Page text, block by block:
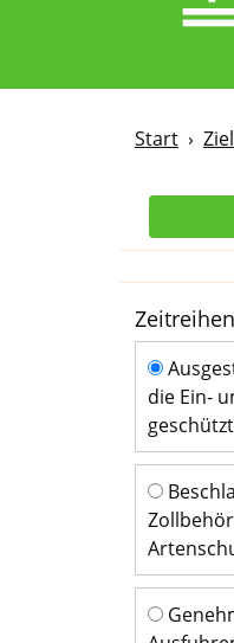
Start
Zeitreihen
die Ein-